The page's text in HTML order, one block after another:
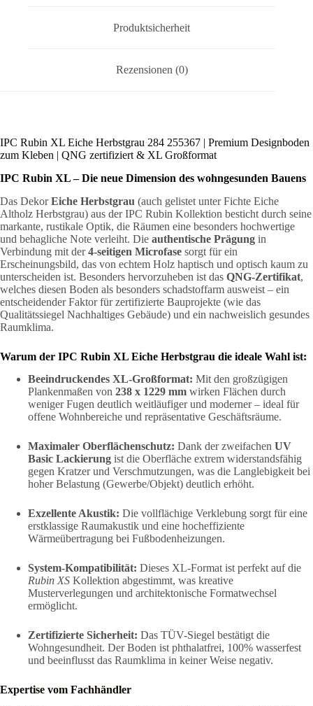
Produktsicherheit
Rezensionen (0)
IPC Rubin XL Eiche Herbstgrau 284 255367 | Premium Designboden
zum Kleben | QNG zertifiziert & XL Großformat
IPC Rubin XL – Die neue Dimension des wohngesunden Bauens
Das DekorEiche Herbstgrau (auch gelistet unter Fichte Eiche
Altholz Herbstgrau) aus der IPC Rubin Kollektion besticht durch seine
markante, rustikale Optik, die Räumen eine besonders hochwertige
und behagliche Note verleiht. Die authentische Prägung in
Verbindung mit der4-seitigen Microfase sorgt für ein
Erscheinungsbild, das von echtem Holz haptisch und optisch kaum zu
unterscheiden ist. Besonders hervorzuheben ist das QNG-Zertifikat,
welches diesen Boden als besonders schadstoffarm ausweist – ein
entscheidender Faktor für zertifizierte Bauprojekte (wie das
Qualitätssiegel Nachhaltiges Gebäude) und ein nachweislich gesundes
Raumklima.
Warum der IPC Rubin XL Eiche Herbstgrau die ideale Wahl ist:
Beeindruckendes XL-Großformat: Mit den großzügigen
Plankenmaßen von 238 x 1229 mm wirken Flächen durch
weniger Fugen deutlich weitläufiger und moderner – ideal für
offene Wohnbereiche und repräsentative Geschäftsräume.
Maximaler Oberflächenschutz: Dank der zweifachen UV
Basic Lackierung ist die Oberfläche extrem widerstandsfähig
gegen Kratzer und Verschmutzungen, was die Langlebigkeit bei
hoher Belastung (Gewerbe/Objekt) deutlich erhöht.
Exzellente Akustik: Die vollflächige Verklebung sorgt für eine
erstklassige Raumakustik und eine hocheffiziente
Wärmeübertragung bei Fußbodenheizungen.
System-Kompatibilität: Dieses XL-Format ist perfekt auf die
Rubin XS Kollektion abgestimmt, was kreative
Musterverlegungen und architektonische Formatwechsel
ermöglicht.
Zertifizierte Sicherheit: Das TÜV-Siegel bestätigt die
Wohngesundheit. Der Boden ist phthalatfrei, 100% wasserfest
und beeinflusst das Raumklima in keiner Weise negativ.
Expertise vom Fachhändler